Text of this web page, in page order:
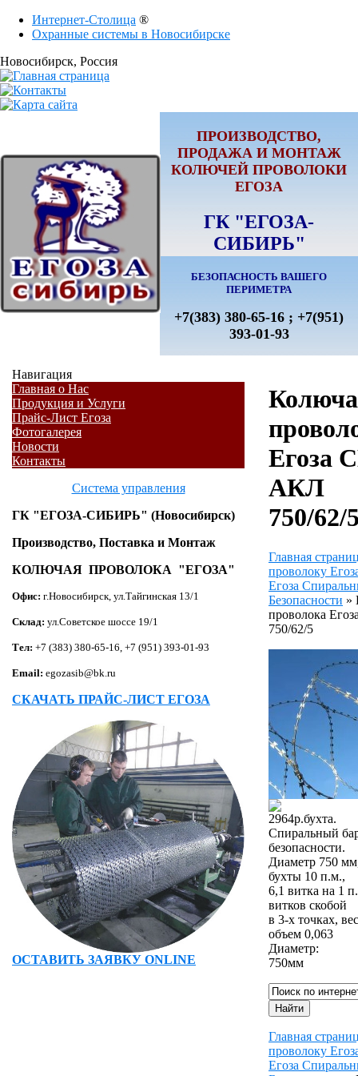
Интернет-Столица ®
Охранные системы в Новосибирске
Новосибирск, Россия
ПРОИЗВОДСТВО,
ПРОДАЖА И МОНТАЖ
КОЛЮЧЕЙ ПРОВОЛОКИ
ЕГОЗА
ГК "ЕГОЗА-
СИБИРЬ"
БЕЗОПАСНОСТЬ ВАШЕГО
ПЕРИМЕТРА
+7(383) 380-65-16 ; +7(951)
393-01-93
Навигация
Главная о Нас
Продукция и Услуги
Прайс-Лист Егоза
Фотогалерея
Новости
Контакты
Система управления
ГК "ЕГОЗА-СИБИРЬ" (Новосибирск)
Производство, Поставка и Монтаж
КОЛЮЧАЯ ПРОВОЛОКА "ЕГОЗА"
Офис: г.Новосибирск, ул.Тайгинская 13/1
Склад: ул.Советское шоссе 19/1
Тел: +7 (383) 380-65-16, +7 (951) 393-01-93
Email: egozasib@bk.ru
СКАЧАТЬ ПРАЙС-ЛИСТ ЕГОЗА
ОСТАВИТЬ ЗАЯВКУ ONLINE
Егоза
АКЛ
750/62/
Главная
проволоку
Егоза
Безопасности »
проволока
750/62/5
2964р.бухта.
Спиральный
безопасности.
Диаметр 750
бухты 10 п.м.,
6,1 витка на 1
витков скобой
в 3-х точках,
объем 0,063
Диаметр:
750мм
Главная
проволоку
Егоза